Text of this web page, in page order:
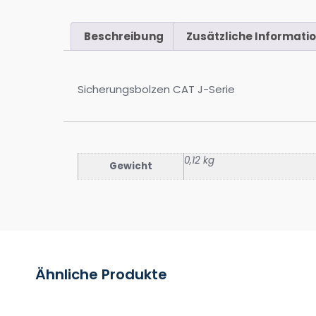
Beschreibung Zusätzliche
Sicherungsbolzen CAT J-Serie
Gewicht 0,12 kg
Ähnliche Produkte